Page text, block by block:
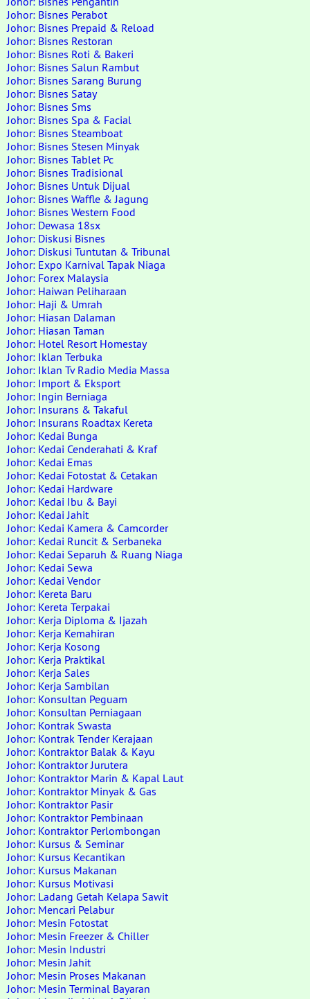
Johor: Bisnes Perabot
Johor: Bisnes Prepaid & Reload
Johor: Bisnes Restoran
Johor: Bisnes Roti & Bakeri
Johor: Bisnes Salun Rambut
Johor: Bisnes Sarang Burung
Johor: Bisnes Satay
Johor: Bisnes Sms
Johor: Bisnes Spa & Facial
Johor: Bisnes Steamboat
Johor: Bisnes Stesen Minyak
Johor: Bisnes Tablet Pc
Johor: Bisnes Tradisional
Johor: Bisnes Untuk Dijual
Johor: Bisnes Waffle & Jagung
Johor: Bisnes Western Food
Johor: Dewasa 18sx
Johor: Diskusi Bisnes
Johor: Diskusi Tuntutan & Tribunal
Johor: Expo Karnival Tapak Niaga
Johor: Forex Malaysia
Johor: Haiwan Peliharaan
Johor: Haji & Umrah
Johor: Hiasan Dalaman
Johor: Hiasan Taman
Johor: Hotel Resort Homestay
Johor: Iklan Terbuka
Johor: Iklan Tv Radio Media Massa
Johor: Import & Eksport
Johor: Ingin Berniaga
Johor: Insurans & Takaful
Johor: Insurans Roadtax Kereta
Johor: Kedai Bunga
Johor: Kedai Cenderahati & Kraf
Johor: Kedai Emas
Johor: Kedai Fotostat & Cetakan
Johor: Kedai Hardware
Johor: Kedai Ibu & Bayi
Johor: Kedai Jahit
Johor: Kedai Kamera & Camcorder
Johor: Kedai Runcit & Serbaneka
Johor: Kedai Separuh & Ruang Niaga
Johor: Kedai Sewa
Johor: Kedai Vendor
Johor: Kereta Baru
Johor: Kereta Terpakai
Johor: Kerja Diploma & Ijazah
Johor: Kerja Kemahiran
Johor: Kerja Kosong
Johor: Kerja Praktikal
Johor: Kerja Sales
Johor: Kerja Sambilan
Johor: Konsultan Peguam
Johor: Konsultan Perniagaan
Johor: Kontrak Swasta
Johor: Kontrak Tender Kerajaan
Johor: Kontraktor Balak & Kayu
Johor: Kontraktor Jurutera
Johor: Kontraktor Marin & Kapal Laut
Johor: Kontraktor Minyak & Gas
Johor: Kontraktor Pasir
Johor: Kontraktor Pembinaan
Johor: Kontraktor Perlombongan
Johor: Kursus & Seminar
Johor: Kursus Kecantikan
Johor: Kursus Makanan
Johor: Kursus Motivasi
Johor: Ladang Getah Kelapa Sawit
Johor: Mencari Pelabur
Johor: Mesin Fotostat
Johor: Mesin Freezer & Chiller
Johor: Mesin Industri
Johor: Mesin Jahit
Johor: Mesin Proses Makanan
Johor: Mesin Terminal Bayaran